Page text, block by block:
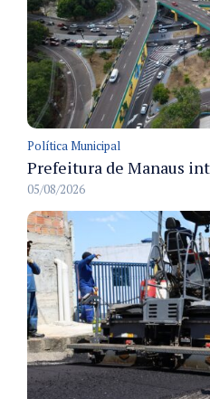
Política Municipal
05/08/2026